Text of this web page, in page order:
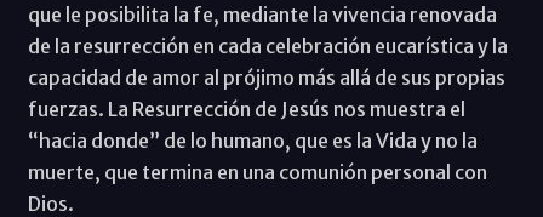
que le posibilita la fe, mediante la vivencia renovada
de la resurrección en cada celebración eucarística y la
capacidad de amor al prójimo más allá de sus propias
fuerzas. La Resurrección de Jesús nos muestra el
“hacia donde” de lo humano, que es la Vida y no la
muerte, que termina en una comunión personal con
Dios.